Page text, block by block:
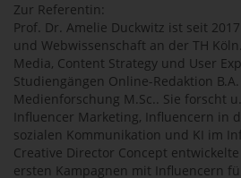
Zur Referentin:
Prof. Dr. Amelie Duckwitz ist seit
und Webwissenschaft an der TH
Media, Content Strategy und User
Studiengängen Online-Redaktion
Medienforschung M.Sc.. Sie forscht
Influencer Marketing, Influencern in
sozialen Kommunikation und KI im
Creative Director Concept
ersten Kampagnen mit Influencern